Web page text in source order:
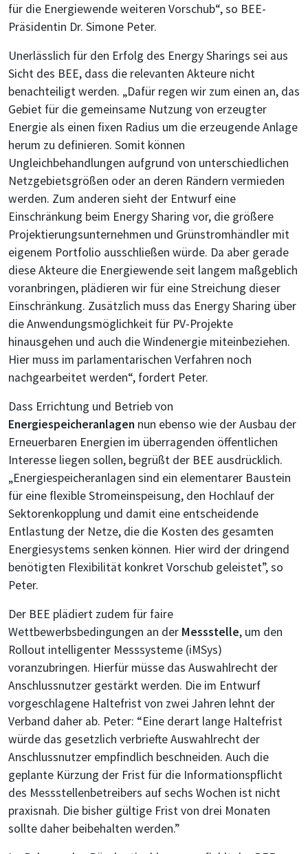
für die Energiewende weiteren Vorschub“, so BEE-
Präsidentin Dr. Simone Peter.
Unerlässlich für den Erfolg des Energy Sharings sei aus
Sicht des BEE, dass die relevanten Akteure nicht
benachteiligt werden. „Dafür regen wir zum einen an, das
Gebiet für die gemeinsame Nutzung von erzeugter
Energie als einen fixen Radius um die erzeugende Anlage
herum zu definieren. Somit können
Ungleichbehandlungen aufgrund von unterschiedlichen
Netzgebietsgrößen oder an deren Rändern vermieden
werden. Zum anderen sieht der Entwurf eine
Einschränkung beim Energy Sharing vor, die größere
Projektierungsunternehmen und Grünstromhändler mit
eigenem Portfolio ausschließen würde. Da aber gerade
diese Akteure die Energiewende seit langem maßgeblich
voranbringen, plädieren wir für eine Streichung dieser
Einschränkung. Zusätzlich muss das Energy Sharing über
die Anwendungsmöglichkeit für PV-Projekte
hinausgehen und auch die Windenergie miteinbeziehen.
Hier muss im parlamentarischen Verfahren noch
nachgearbeitet werden“, fordert Peter.
Dass Errichtung und Betrieb von
Energiespeicheranlagen nun ebenso wie der Ausbau der
Erneuerbaren Energien im überragenden öffentlichen
Interesse liegen sollen, begrüßt der BEE ausdrücklich.
„Energiespeicheranlagen sind ein elementarer Baustein
für eine flexible Stromeinspeisung, den Hochlauf der
Sektorenkopplung und damit eine entscheidende
Entlastung der Netze, die die Kosten des gesamten
Energiesystems senken können. Hier wird der dringend
benötigten Flexibilität konkret Vorschub geleistet”, so
Peter.
Der BEE plädiert zudem für faire
Wettbewerbsbedingungen an der Messstelle, um den
Rollout intelligenter Messsysteme (iMSys)
voranzubringen. Hierfür müsse das Auswahlrecht der
Anschlussnutzer gestärkt werden. Die im Entwurf
vorgeschlagene Haltefrist von zwei Jahren lehnt der
Verband daher ab. Peter: “Eine derart lange Haltefrist
würde das gesetzlich verbriefte Auswahlrecht der
Anschlussnutzer empfindlich beschneiden. Auch die
geplante Kürzung der Frist für die Informationspflicht
des Messstellenbetreibers auf sechs Wochen ist nicht
praxisnah. Die bisher gültige Frist von drei Monaten
sollte daher beibehalten werden.”